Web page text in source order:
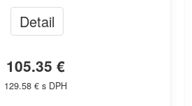
Detail
105.35 €
129.58 € s DPH